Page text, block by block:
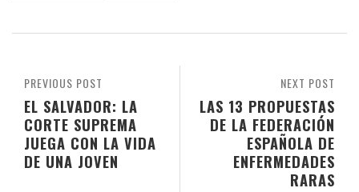
NEXT POST
LAS 13 PROPUESTAS
DE LA FEDERACIÓN
ESPAÑOLA DE
ENFERMEDADES
RARAS
PREVIOUS POST
EL SALVADOR: LA
CORTE SUPREMA
JUEGA CON LA VIDA
DE UNA JOVEN